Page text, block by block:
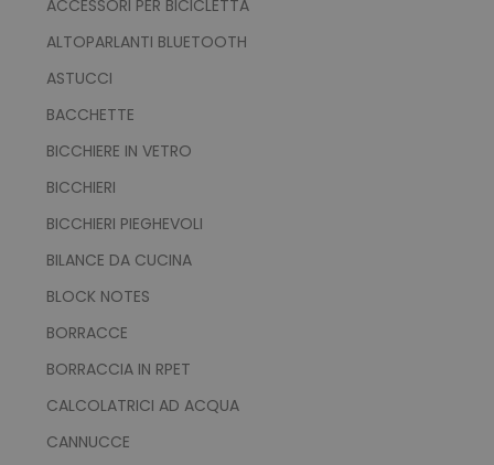
ACCESSORI PER BICICLETTA
ALTOPARLANTI BLUETOOTH
ASTUCCI
BACCHETTE
BICCHIERE IN VETRO
BICCHIERI
BICCHIERI PIEGHEVOLI
BILANCE DA CUCINA
BLOCK NOTES
BORRACCE
BORRACCIA IN RPET
CALCOLATRICI AD ACQUA
CANNUCCE